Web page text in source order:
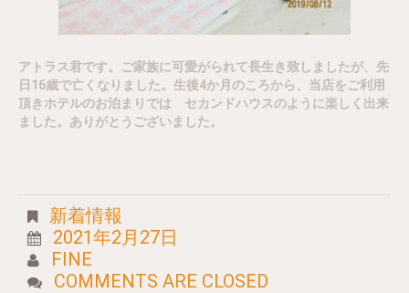
アトラス君です。ご家族に可愛がられて長生き致しましたが、先
日16歳で亡くなりました。生後4か月のころから、当店をご利用
頂きホテルのお泊まりでは セカンドハウスのように楽しく出来
ました。ありがとうございました。
新着情報
2021年2月27日
FINE
COMMENTS ARE CLOSED